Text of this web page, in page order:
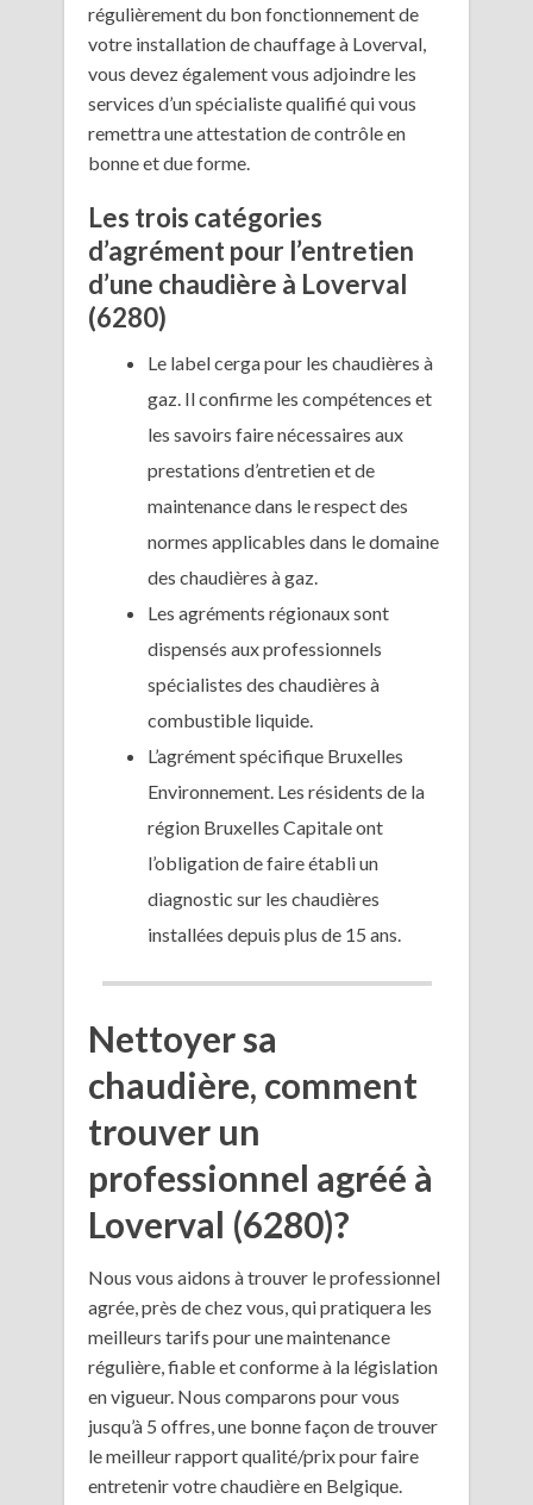
régulièrement du bon fonctionnement de
votre installation de chauffage à Loverval,
vous devez également vous adjoindre les
services d’un spécialiste qualifié qui vous
remettra une attestation de contrôle en
bonne et due forme.
Les trois catégories
d’agrément pour l’entretien
d’une chaudière à Loverval
(6280)
Le label cerga pour les chaudières à
gaz. Il confirme les compétences et
les savoirs faire nécessaires aux
prestations d’entretien et de
maintenance dans le respect des
normes applicables dans le domaine
des chaudières à gaz.
Les agréments régionaux sont
dispensés aux professionnels
spécialistes des chaudières à
combustible liquide.
L’agrément spécifique Bruxelles
Environnement. Les résidents de la
région Bruxelles Capitale ont
l’obligation de faire établi un
diagnostic sur les chaudières
installées depuis plus de 15 ans.
Nettoyer sa
chaudière, comment
trouver un
professionnel agréé à
Loverval (6280)?
Nous vous aidons à trouver le professionnel
agrée, près de chez vous, qui pratiquera les
meilleurs tarifs pour une maintenance
régulière, fiable et conforme à la législation
en vigueur. Nous comparons pour vous
jusqu’à 5 offres, une bonne façon de trouver
le meilleur rapport qualité/prix pour faire
entretenir votre chaudière en Belgique.